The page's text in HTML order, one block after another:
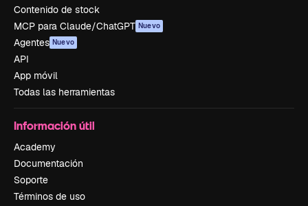
Contenido de stock
MCP para Claude/ChatGPT Nuevo
Agentes Nuevo
API
App móvil
Todas las herramientas
Información útil
Academy
Documentación
Soporte
Términos de uso